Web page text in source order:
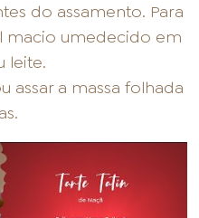
do assamento. Para
macio umedecido em
leite.
assar a massa folhada